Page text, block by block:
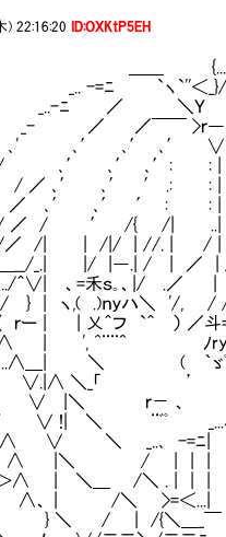
22:16:20 ID:OXKtP5EH
）
_}/ 、＿
Ｙ `ヽ
>ｒ― 、
､′ ∨ ’,
: | :',
′ .: : | /|
′ : : | /|
{ /| ..| /|
| //. | / | /|',
|/ |―.| / | ／
禾ｓ｡、|/ .／ |
ハ＼ '/, / /-- }/}/
乂＾フ `＾ ） ／
ﾉryヲ ) > / /
| ＼ ( ｀ゞﾟﾞ
「 ’ / / / ｊ} 乂
ｒ－ 、 / /
¨ﾞﾟ _...ィ
＼ _..､ -=ﾆ|
/ | | | | |
＿ /＼ . | | |
/＼ >=＜...|
/ | /{＼＿_￣